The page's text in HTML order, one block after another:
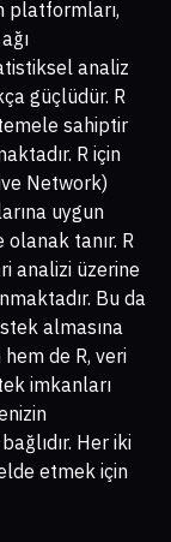
platformları,
analiz
güçlüdür. R
sahiptir
R için
Network)
uygun
tanır. R
analizi üzerine
Bu da
almasına
de R, veri
imkanları
Her iki
etmek için